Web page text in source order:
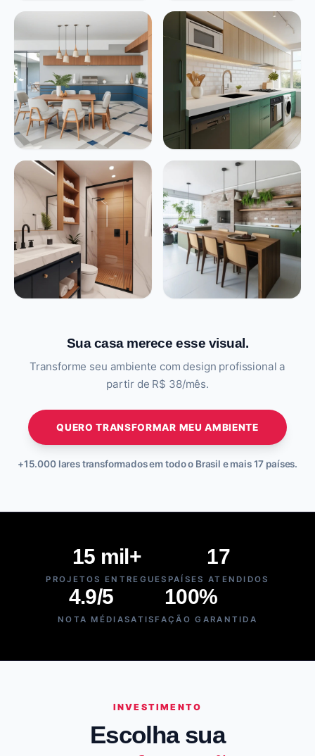
Sua casa merece esse visual.
Transforme seu ambiente com design profissional a
partir de R$ 38/mês.
QUERO TRANSFORMAR MEU AMBIENTE
+15.000 lares transformados em todo o Brasil e mais 17 países.
15 mil+
PROJETOS ENTREGUES
17
PAÍSES ATENDIDOS
4.9/5
NOTA MÉDIA
100%
SATISFAÇÃO GARANTIDA
INVESTIMENTO
Escolha sua